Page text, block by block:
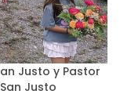
Justo y Pastor
Justo